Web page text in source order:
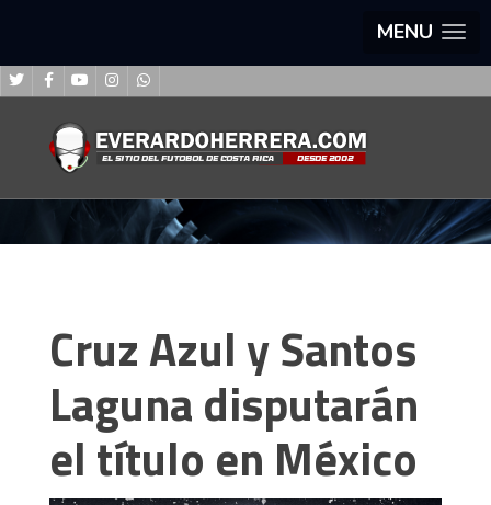
MENU
Cruz Azul y Santos
Laguna disputarán
el título en México